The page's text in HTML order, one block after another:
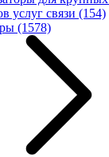
услуг связи (154)
(1578)